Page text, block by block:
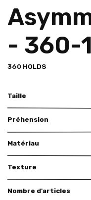
- 360-
360 HOLDS
Taille
Préhension
Matériau
Texture
Nombre d'articles